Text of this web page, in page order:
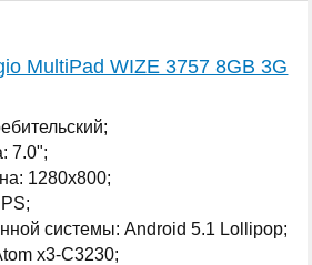
MultiPad WIZE 3757 8GB 3G
7.0";
1280x800;
системы: Android 5.1 Lollipop;
x3-C3230;